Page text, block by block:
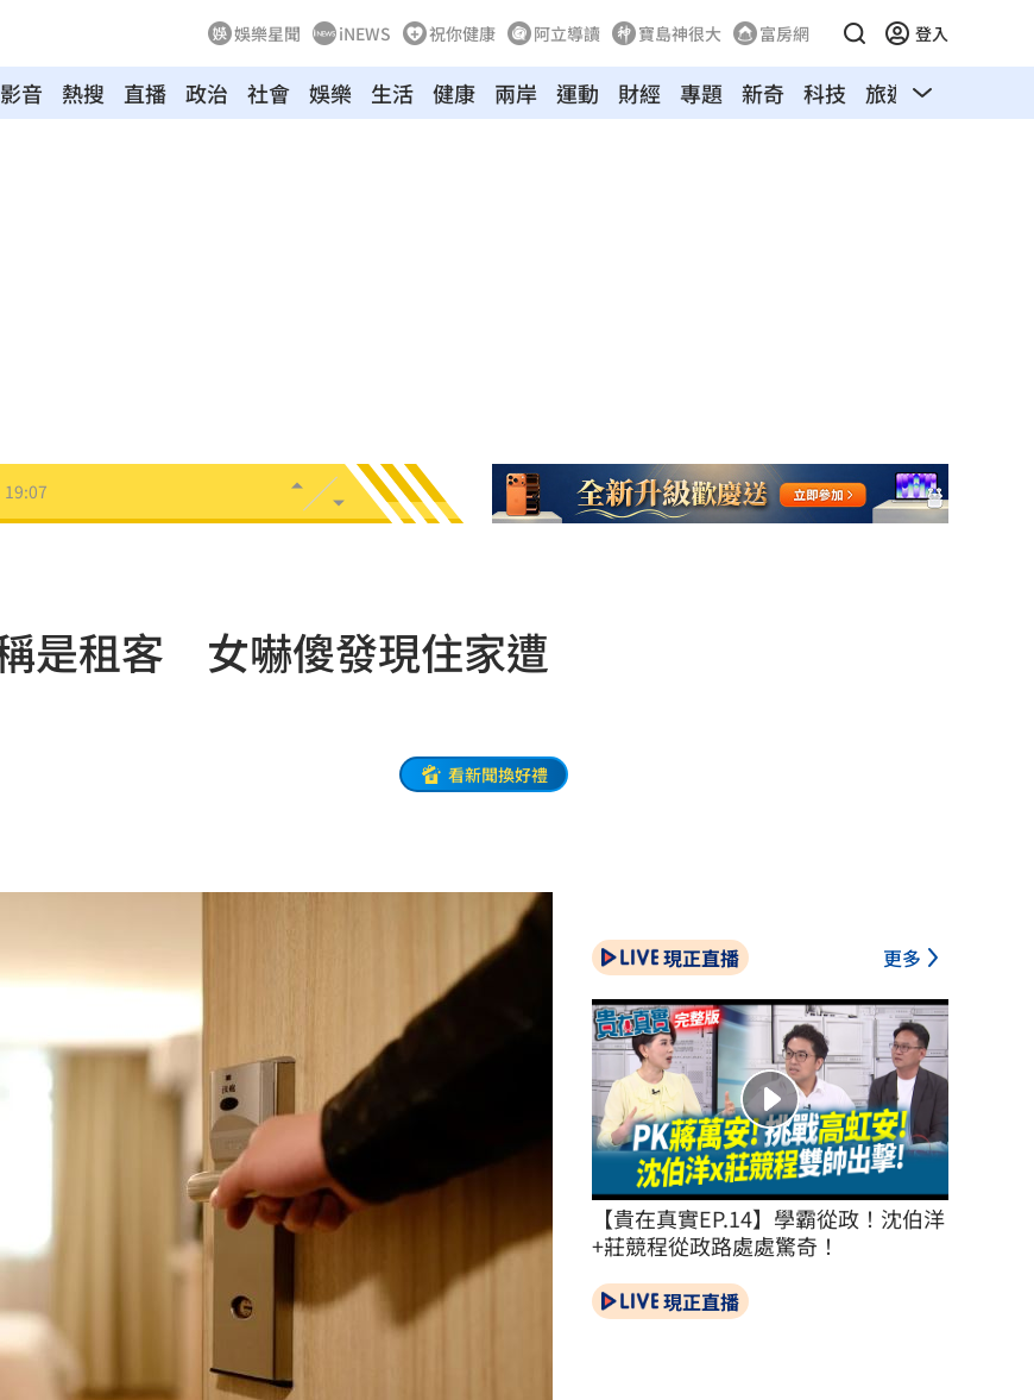
娛樂星聞 iNEWS 祝你健康 阿立導讀 寶島神很大 富房網 登入
影音 熱搜 直播 政治 社會 娛樂 生活 健康 兩岸 運動 財經 專題 新奇 科技 旅遊 汽車
19:07
18:56
18:38
是租客 女嚇傻發現住家遭
看新聞換好禮
現正直播 更多
【貴在真實EP.14】學霸從政！沈伯洋
+莊競程從政路處處驚奇！
現正直播